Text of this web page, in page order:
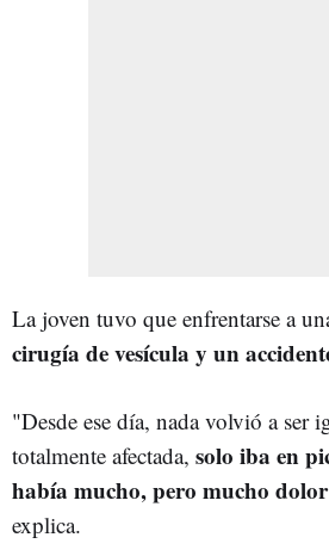
La joven tuvo que enfrentarse a
cirugía de vesícula y un
"Desde ese día, nada volvió a ser
totalmente afectada, solo iba en
había mucho, pero mucho
explica.